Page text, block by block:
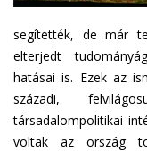
segítették, de már
elterjedt
hatásai is. Ezek az
századi,
társadalompolitikai
voltak az ország